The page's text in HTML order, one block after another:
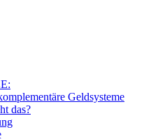
Geldsysteme
das?